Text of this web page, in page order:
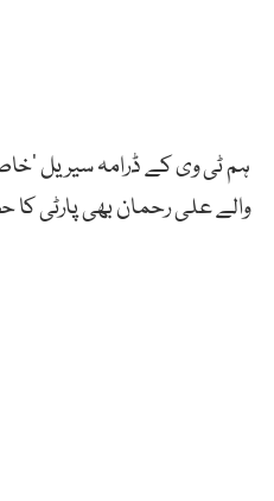
ہم ٹی وی کے ڈرامہ سیریل
والے علی رحمان بھی پارٹی کا